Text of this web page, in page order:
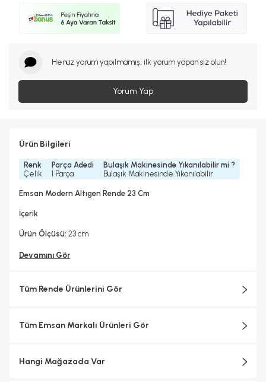
Henüz yorum yapılmamış, ilk yorum yapan siz olun!
Yorum Yap
Ürün Bilgileri
Renk
Çelik
Parça Adedi
1 Parça
Bulaşık Makinesinde Yıkanılabilir mi ?
Bulaşık Makinesinde Yıkanılabilir
Emsan Modern Altıgen Rende 23 Cm
İçerik
Ürün Ölçüsü: 23 cm
Devamını Gör
Tüm Rende Ürünlerini Gör
Tüm Emsan Markalı Ürünleri Gör
Hangi Mağazada Var